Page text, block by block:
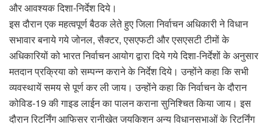
और आवश्यक दिशा-निर्देश दिये।
इस दौरान एक महत्वपूर्ण बैठक लेते हुए जिला निर्वाचन अधिकारी ने विधान
सभावार बनाये गये जोनल, सैक्टर, एसएफटी और एसएसटी टीमों के
अधिकारियों को भारत निर्वाचन आयोग द्वारा दिये गये दिशा-निर्देशों के अनुसार
मतदान प्रक्रिया को सम्पन्न कराने के निर्देश दिये। उन्होंने कहा कि सभी
व्यवस्थायें समय से पूर्ण कर ली जाय। उन्होंने कहा कि निर्वाचन के दौरान
कोविड-19 की गाइड लाईन का पालन कराना सुनिश्चित किया जाय। इस
दौरान रिटर्निंग आफिसर रानीखेत जयकिशन अन्य विधानसभाओं के रिटर्निंग